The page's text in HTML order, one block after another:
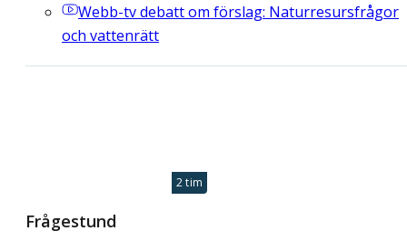
Webb-tvdebatt om förslag: Naturresursfrågor
och vattenrätt
2 tim
Frågestund